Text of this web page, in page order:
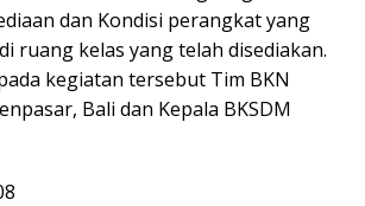
dan Kondisi perangkat yang
ruang kelas yang telah disediakan.
kegiatan tersebut Tim BKN
Bali dan Kepala BKSDM